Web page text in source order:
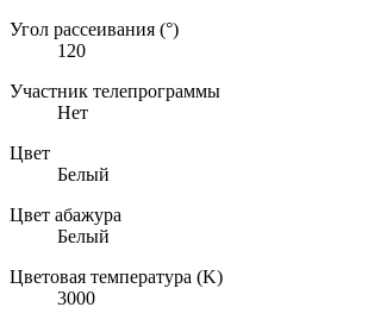
Угол рассеивания (°)
120
Участник телепрограммы
Нет
Цвет
Белый
Цвет абажура
Белый
Цветовая температура (K)
3000